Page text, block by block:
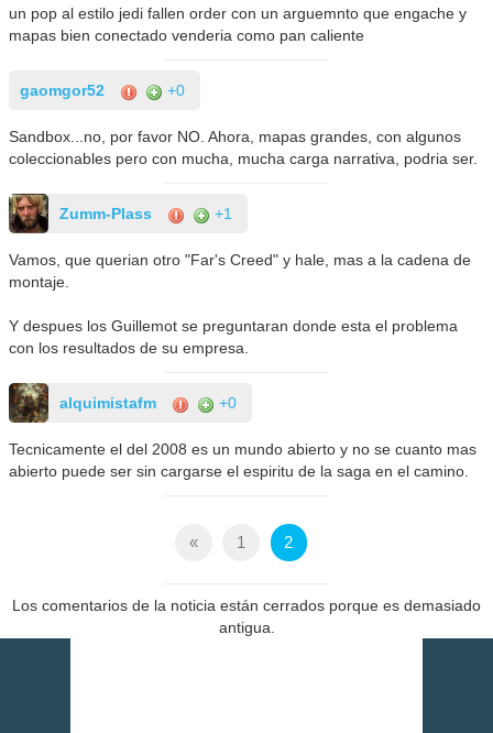
un pop al estilo jedi fallen order con un arguemnto que engache y
mapas bien conectado venderia como pan caliente
gaomgor52 +0
Sandbox...no, por favor NO. Ahora, mapas grandes, con algunos
coleccionables pero con mucha, mucha carga narrativa, podria ser.
Zumm-Plass +1
Vamos, que querian otro "Far's Creed" y hale, mas a la cadena de
montaje.
Y despues los Guillemot se preguntaran donde esta el problema
con los resultados de su empresa.
alquimistafm +0
Tecnicamente el del 2008 es un mundo abierto y no se cuanto mas
abierto puede ser sin cargarse el espiritu de la saga en el camino.
« 1 2
Los comentarios de la noticia están cerrados porque es demasiado
antigua.